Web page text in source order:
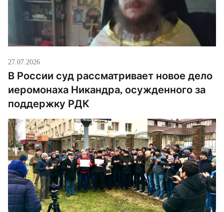
27.07.2026
В России суд рассматривает новое дело
иеромонаха Никандра, осужденного за
поддержку РДК